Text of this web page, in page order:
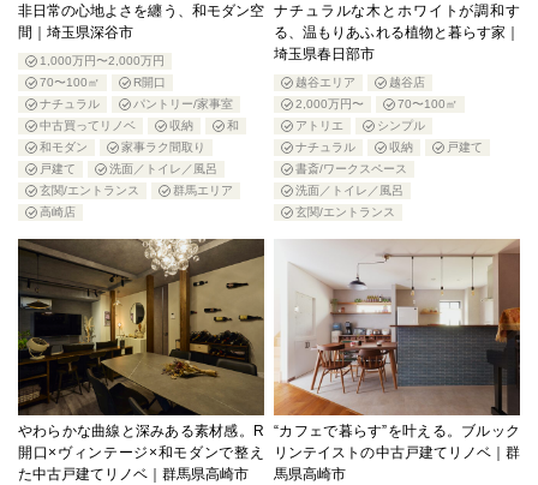
非日常の心地よさを纏う、和モダン空
間｜埼玉県深谷市
1,000万円〜2,000万円
70〜100㎡
R開口
ナチュラル
パントリー/家事室
中古買ってリノベ
収納
和
和モダン
家事ラク間取り
戸建て
洗面／トイレ／風呂
玄関/エントランス
群馬エリア
高崎店
ナチュラルな木とホワイトが調和す
る、温もりあふれる植物と暮らす家｜
埼玉県春日部市
越谷エリア
越谷店
2,000万円〜
70〜100㎡
アトリエ
シンプル
ナチュラル
収納
戸建て
書斎/ワークスペース
洗面／トイレ／風呂
玄関/エントランス
やわらかな曲線と深みある素材感。R
開口×ヴィンテージ×和モダンで整え
た中古戸建てリノベ｜群馬県高崎市
“カフェで暮らす”を叶える。ブルック
リンテイストの中古戸建てリノベ｜群
馬県高崎市